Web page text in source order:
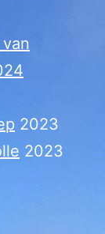
2023
2023